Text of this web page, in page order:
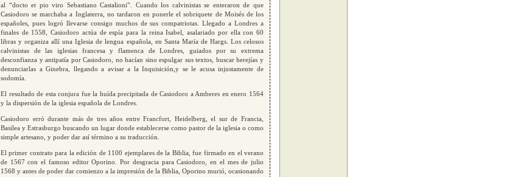
al “docto et pio viro Sebastiano Castalioni”. Cuando los calvinistas se enteraron de que
Casiodoro se marchaba a Inglaterra, no tardaron en ponerle el sobriquete de Moisés de los
españoles, pues logró llevarse consigo muchos de sus compatriotas. Llegado a Londres a
finales de 1558, Casiodoro actúa de espía para la reina Isabel, asalariado por ella con 60
libras y organiza allí una Iglesia de lengua española, en Santa María de Hargs. Los celosos
calvinistas de las iglesias francesa y flamenca de Londres, guiados por su extrema
desconfianza y antipatía por Casiodoro, no hacían sino espulgar sus textos, buscar herejías y
denunciarlas a Ginebra, llegando a avisar a la Inquisición,y se le acusa injustamente de
sodomía.
El resultado de esta conjura fue la huída precipitada de Casiodoro a Amberes en enero 1564
y la dispersión de la iglesia española de Londres.
Casiodoro erró durante más de tres años entre Francfort, Heidelberg, el sur de Francia,
Basilea y Estrasburgo buscando un lugar donde establecerse como pastor de la iglesia o como
simple artesano, y poder dar así término a su traducción.
El primer contrato para la edición de 1100 ejemplares de la Biblia, fue firmado en el verano
de 1567 con el famoso editor Oporino. Por desgracia para Casiodoro, en el mes de julio
1568 y antes de poder dar comienzo a la impresión de la Biblia, Oporino murió, ocasionando